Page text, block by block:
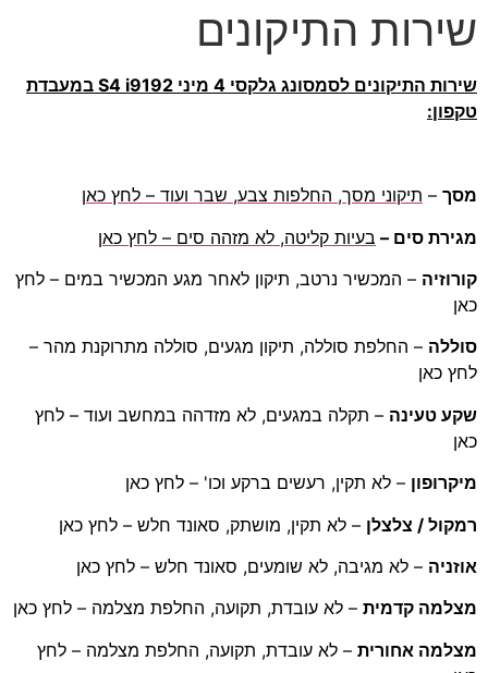
שירות התיקונים
שירות התיקונים לסמסונג גלקסי 4 מיני S4 i9192 במעבדת
טקפון:
מסך – תיקוני מסך, החלפות צבע, שבר ועוד – לחץ כאן
מגירת סים – בעיות קליטה, לא מזהה סים – לחץ כאן
קורוזיה – המכשיר נרטב, תיקון לאחר מגע המכשיר במים – לחץ
כאן
סוללה – החלפת סוללה, תיקון מגעים, סוללה מתרוקנת מהר –
לחץ כאן
שקע טעינה – תקלה במגעים, לא מזדהה במחשב ועוד – לחץ
כאן
מיקרופון – לא תקין, רעשים ברקע וכו' – לחץ כאן
רמקול / צלצלן – לא תקין, מושתק, סאונד חלש – לחץ כאן
אוזניה – לא מגיבה, לא שומעים, סאונד חלש – לחץ כאן
מצלמה קדמית – לא עובדת, תקועה, החלפת מצלמה – לחץ כאן
מצלמה אחורית – לא עובדת, תקועה, החלפת מצלמה – לחץ